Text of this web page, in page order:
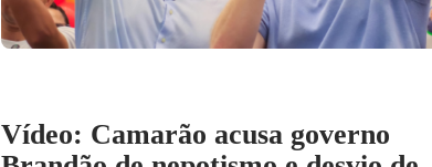
Vídeo: Camarão acusa governo